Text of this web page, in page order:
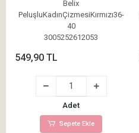
Belix
PeluşluKadınÇizmesiKırmızı36-
40
3005252612053
549,90 TL
Adet
Sepete Ekle